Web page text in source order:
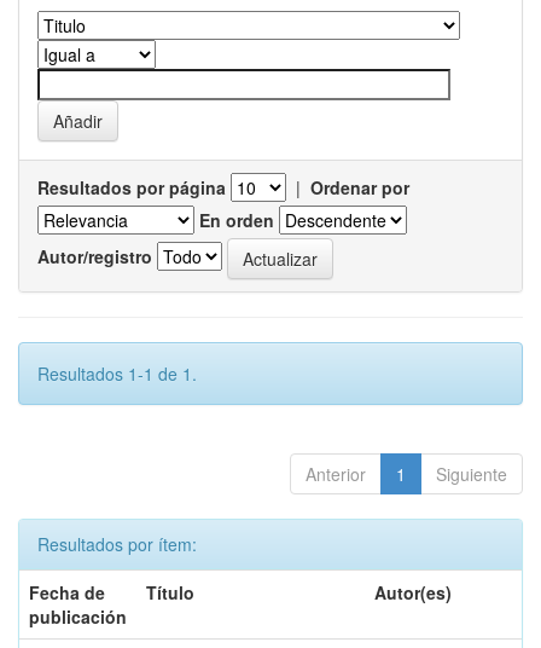
Resultados por página | Ordenar por
En orden
Autor/registro
Resultados 1-1 de 1.
Anterior 1 Siguiente
Resultados por ítem:
Fecha de
publicación
Título Autor(es)